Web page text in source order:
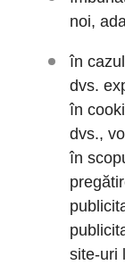
noi,
în
dvs.
în
dvs.,
în
site-uri